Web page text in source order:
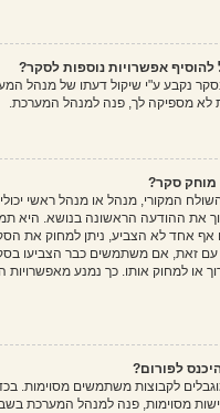
להוסיף אפשרויות נוספות לסקר?
נקבע ע"י שיקול דעתו של מנהל
לא מספיקה לך, פנה למנהל המערכת.
מוחק סקר?
המקורי, מנהל או מנהל ראשי
את ההודעה הראשונה בנושא. היא
אף אחד לא הצביע, ניתן למחוק את
עם זאת, אם משתמשים כבר הצביעו
או למחוק אותו. כך נמנע
לפורום?
לקבוצות משתמשים מסוימות.
מסוימות, פנה למנהל המערכת